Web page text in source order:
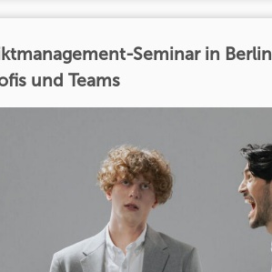
Seminar in Berlin
und Teams